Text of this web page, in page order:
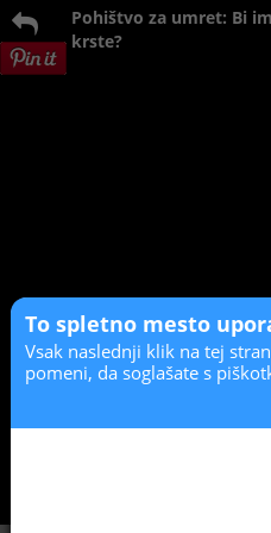
Pohištvo za umret: Bi
krste?
To spletno mesto
Vsak naslednji klik na tej
pomeni, da soglašate s